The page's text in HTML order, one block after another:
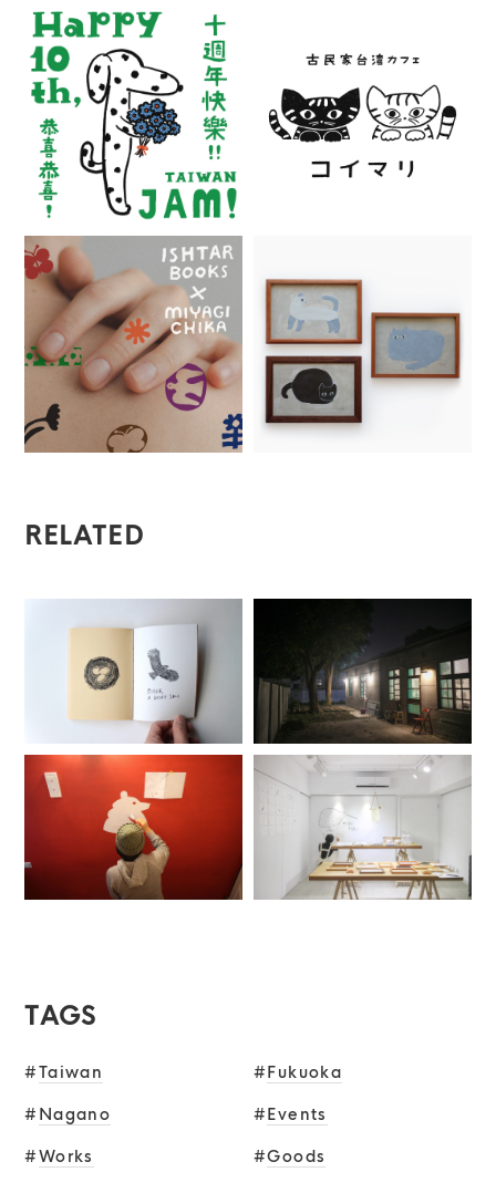
RELATED
TAGS
#Taiwan #Fukuoka
# Nagano #Events
#Works #Goods